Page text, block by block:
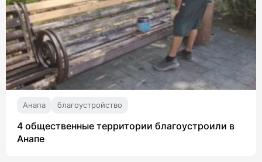
Анапа благоустройство
4 общественные территории благоустроили в
Анапе